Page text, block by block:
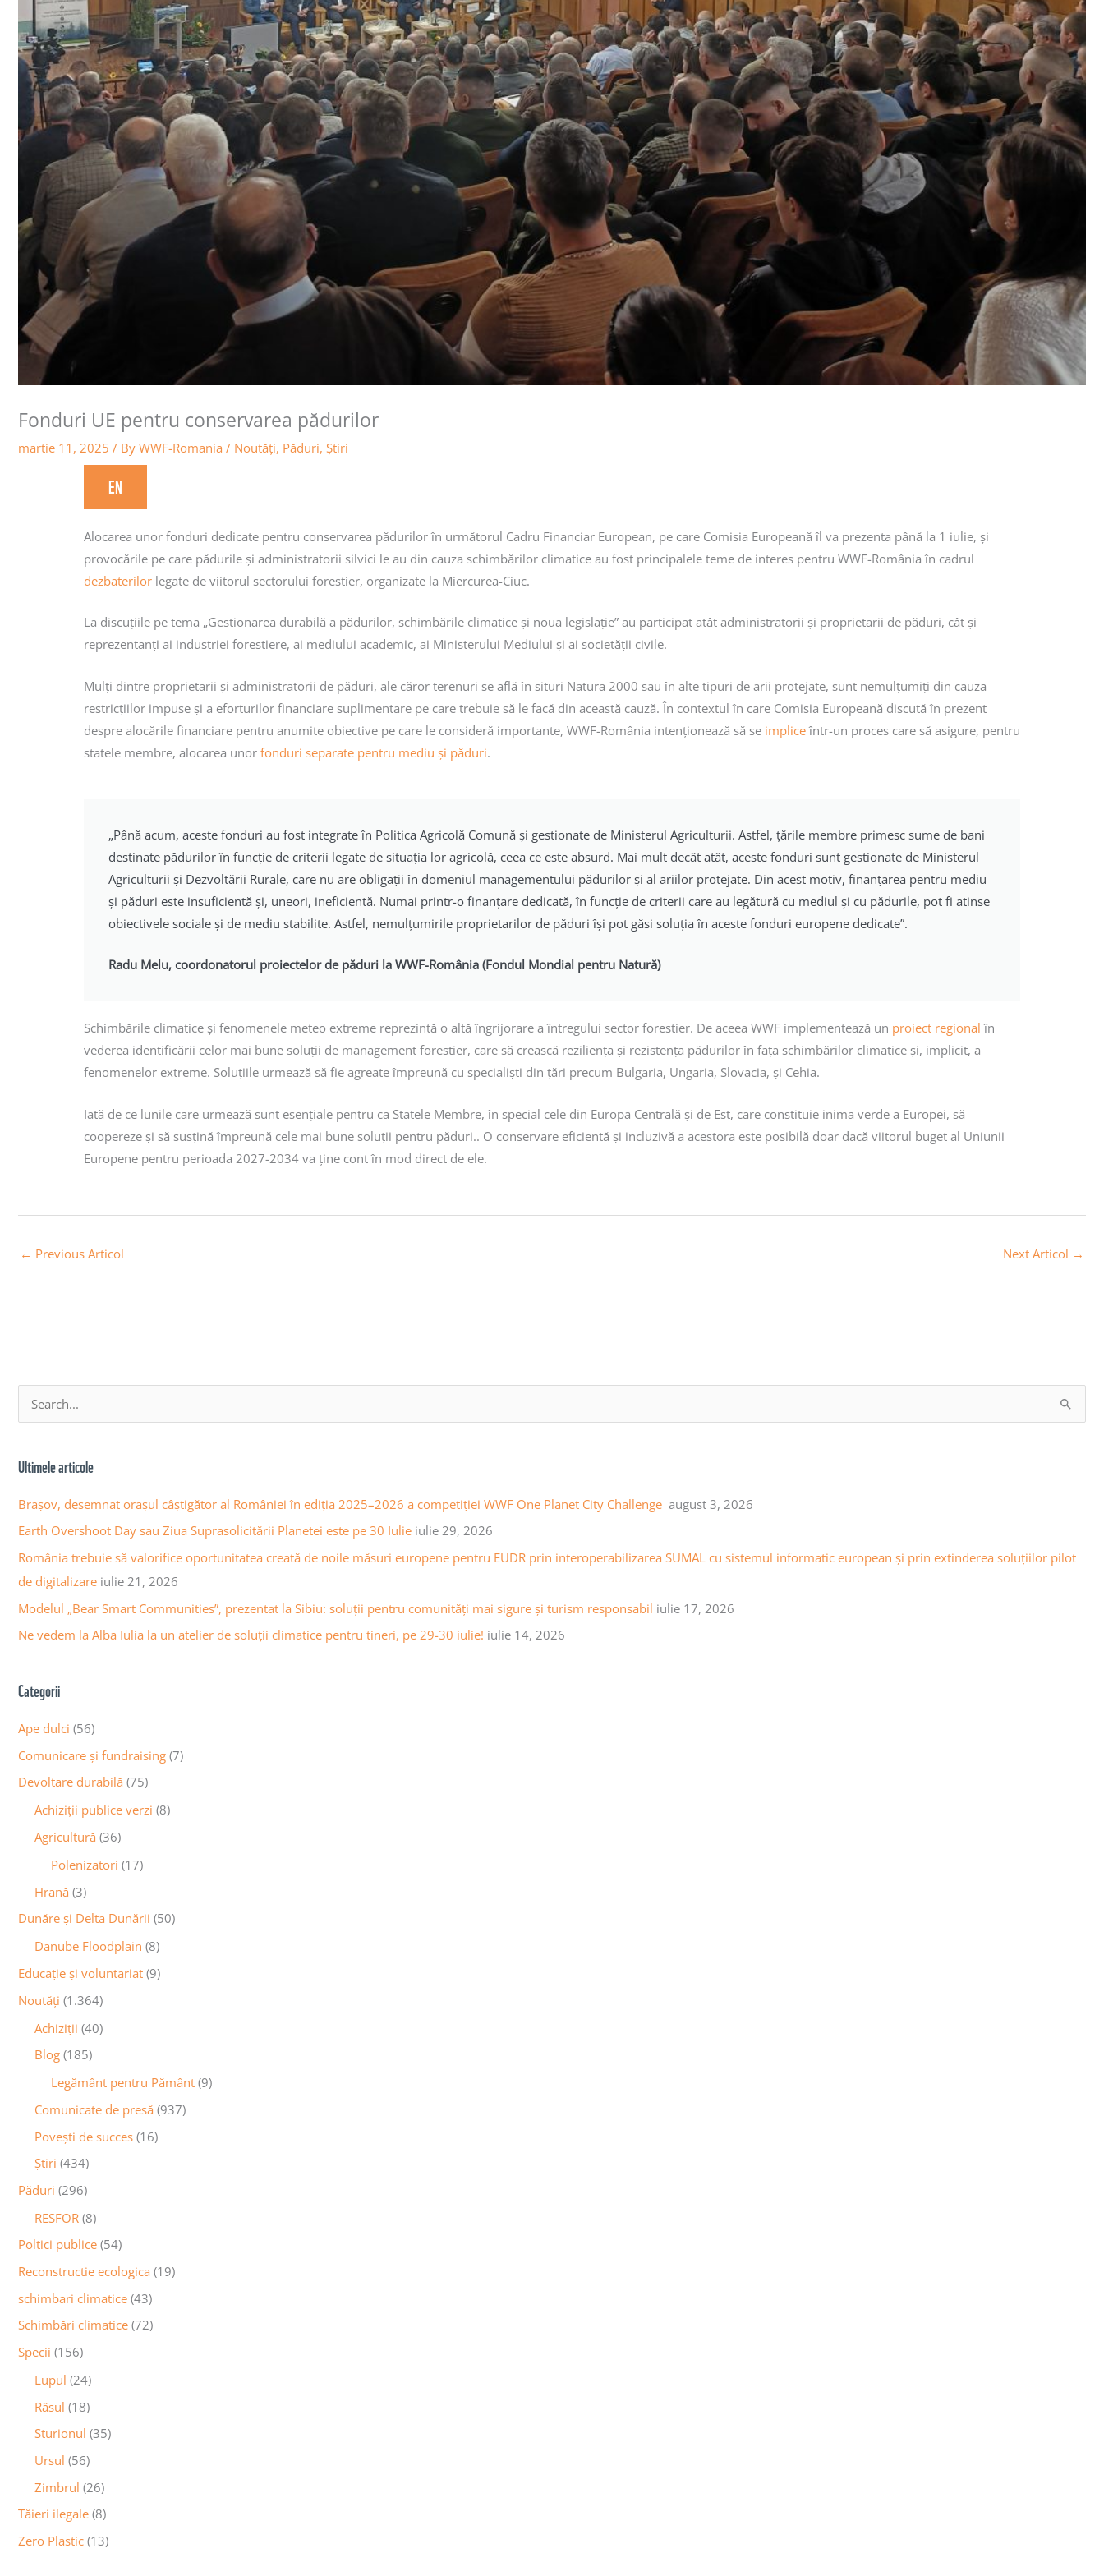
Fonduri UE pentru conservarea pădurilor
martie 11, 2025 / By WWF-Romania / Noutăţi, Păduri, Știri
EN
Alocarea unor fonduri dedicate pentru conservarea pădurilor în următorul Cadru Financiar European, pe care Comisia Europeană îl va prezenta până la 1 iulie, și
provocările pe care pădurile și administratorii silvici le au din cauza schimbărilor climatice au fost principalele teme de interes pentru WWF-România în cadrul
dezbaterilor legate de viitorul sectorului forestier, organizate la Miercurea-Ciuc.
La discuțiile pe tema „Gestionarea durabilă a pădurilor, schimbările climatice și noua legislație” au participat atât administratorii și proprietarii de păduri, cât și
reprezentanți ai industriei forestiere, ai mediului academic, ai Ministerului Mediului și ai societății civile.
Mulți dintre proprietarii și administratorii de păduri, ale căror terenuri se află în situri Natura 2000 sau în alte tipuri de arii protejate, sunt nemulțumiți din cauza
restricțiilor impuse și a eforturilor financiare suplimentare pe care trebuie să le facă din această cauză. În contextul în care Comisia Europeană discută în prezent
despre alocările financiare pentru anumite obiective pe care le consideră importante, WWF-România intenționează să se impliceîntr-un proces care să asigure, pentru
statele membre, alocarea unor fonduri separate pentru mediu și păduri.
„Până acum, aceste fonduri au fost integrate în Politica Agricolă Comună și gestionate de Ministerul Agriculturii. Astfel, țările membre primesc sume de bani
destinate pădurilor în funcție de criterii legate de situația lor agricolă, ceea ce este absurd. Mai mult decât atât, aceste fonduri sunt gestionate de Ministerul
Agriculturii și Dezvoltării Rurale, care nu are obligații în domeniul managementului pădurilor și al ariilor protejate. Din acest motiv, finanțarea pentru mediu
și păduri este insuficientă și, uneori, ineficientă. Numai printr-o finanțare dedicată, în funcție de criterii care au legătură cu mediul și cu pădurile, pot fi atinse
obiectivele sociale și de mediu stabilite. Astfel, nemulțumirile proprietarilor de păduri își pot găsi soluția în aceste fonduri europene dedicate”.
Radu Melu, coordonatorul proiectelor de păduri la WWF-România (Fondul Mondial pentru Natură)
Schimbările climatice și fenomenele meteo extreme reprezintă o altă îngrijorare a întregului sector forestier. De aceea WWF implementează un proiect regional în
vederea identificării celor mai bune soluții de management forestier, care să crească reziliența și rezistența pădurilor în fața schimbărilor climatice și, implicit, a
fenomenelor extreme. Soluțiile urmează să fie agreate împreună cu specialiști din țări precum Bulgaria, Ungaria, Slovacia, și Cehia.
Iată de ce lunile care urmează sunt esențiale pentru ca Statele Membre, în special cele din Europa Centrală și de Est, care constituie inima verde a Europei, să
coopereze și să susțină împreună cele mai bune soluții pentru păduri.. O conservare eficientă și incluzivă a acestora este posibilă doar dacă viitorul buget al Uniunii
Europene pentru perioada 2027-2034 va ține cont în mod direct de ele.
← Previous Articol Next Articol →
r
c
h
o
Ultimele articole
Brașov, desemnat orașul câștigător al României în ediția 2025–2026 a competiției WWF One Planet City Challenge august 3, 2026
Earth Overshoot Day sau Ziua Suprasolicitării Planetei este pe 30 Iulie iulie 29, 2026
România trebuie să valorifice oportunitatea creată de noile măsuri europene pentru EUDR prin interoperabilizarea SUMAL cu sistemul informatic european și prin extinderea soluțiilor pilot
de digitalizare iulie 21, 2026
Modelul „Bear Smart Communities”, prezentat la Sibiu: soluții pentru comunități mai sigure și turism responsabil iulie 17, 2026
Ne vedem la Alba Iulia la un atelier de soluții climatice pentru tineri, pe 29-30 iulie! iulie 14, 2026
Categorii
Ape dulci (56)
Comunicare și fundraising (7)
Devoltare durabilă (75)
Achiziții publice verzi (8)
Agricultură (36)
Polenizatori (17)
Hrană (3)
Dunăre și Delta Dunării (50)
Danube Floodplain (8)
Educaţie și voluntariat (9)
Noutăţi (1.364)
Achiziţii (40)
Blog (185)
Legământ pentru Pământ (9)
Comunicate de presă (937)
Povești de succes (16)
Știri (434)
Păduri (296)
RESFOR (8)
Poltici publice (54)
Reconstructie ecologica (19)
schimbari climatice (43)
Schimbări climatice (72)
Specii (156)
Lupul (24)
Râsul (18)
Sturionul (35)
Ursul (56)
Zimbrul (26)
Tăieri ilegale (8)
Zero Plastic (13)
r
i
a
a
r
t
i
c
l